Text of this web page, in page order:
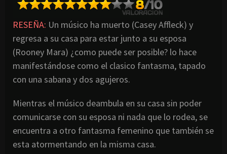
RESEÑA: Un músico ha muerto (Casey Affleck) y
regresa a su casa para estar junto a su esposa
(Rooney Mara) ¿como puede ser posible? lo hace
manifestándose como el clasico fantasma, tapado
con una sabana y dos agujeros.
Mientras el músico deambula en su casa sin poder
comunicarse con su esposa ni nada que lo rodea, se
encuentra a otro fantasma femenino que también se
esta atormentando en la misma casa.